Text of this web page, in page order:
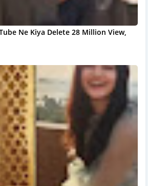
Ne Kiya Delete 28 Million View,